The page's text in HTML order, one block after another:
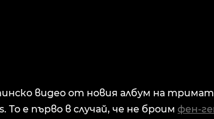
видео от новия албум на
То е първо в случай, че не броимфен-